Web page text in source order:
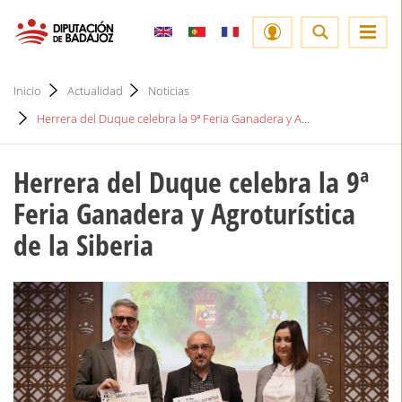
Inicio Actualidad
Noticias
Herrera del Duque celebra la 9ª Feria Ganadera y A...
Herrera del Duque celebra la 9ª
Feria Ganadera y Agroturística
de la Siberia